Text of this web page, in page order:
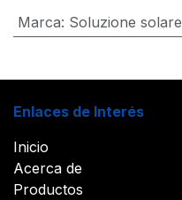
Marca: Soluzione solare
Enlaces de Interés
Inicio
Acerca de
Productos